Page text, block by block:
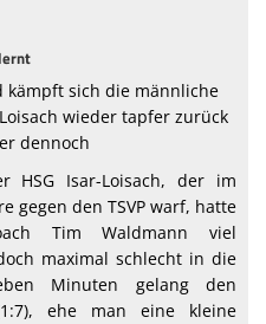
kämpft sich die männliche
wieder tapfer zurück
dennoch
HSG Isar-Loisach, der im
gegen den TSVP warf, hatte
Tim Waldmann viel
maximal schlecht in die
Minuten gelang den
ehe man eine kleine